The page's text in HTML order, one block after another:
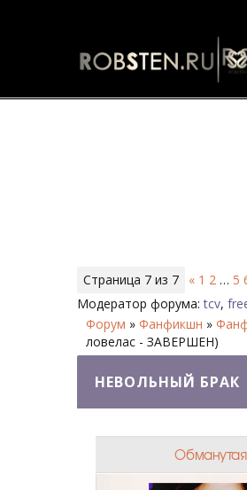
Страница 7 из 7 « 1 2 … 5
Модератор форума:tcv,
Форум » Фанфикшн »
ловелас - ЗАВЕРШЕН)
НЕВОЛЬНЫЙ БРАК
Обманутая